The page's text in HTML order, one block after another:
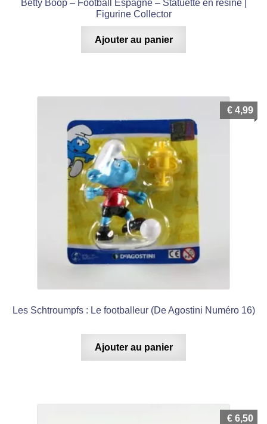
Betty Boop – Football Espagne – Statuette en résine |
Figurine Collector
Ajouter au panier
Les Schtroumpfs : Le footballeur (De Agostini Numéro 16)
€ 4,99
Ajouter au panier
€ 6,50